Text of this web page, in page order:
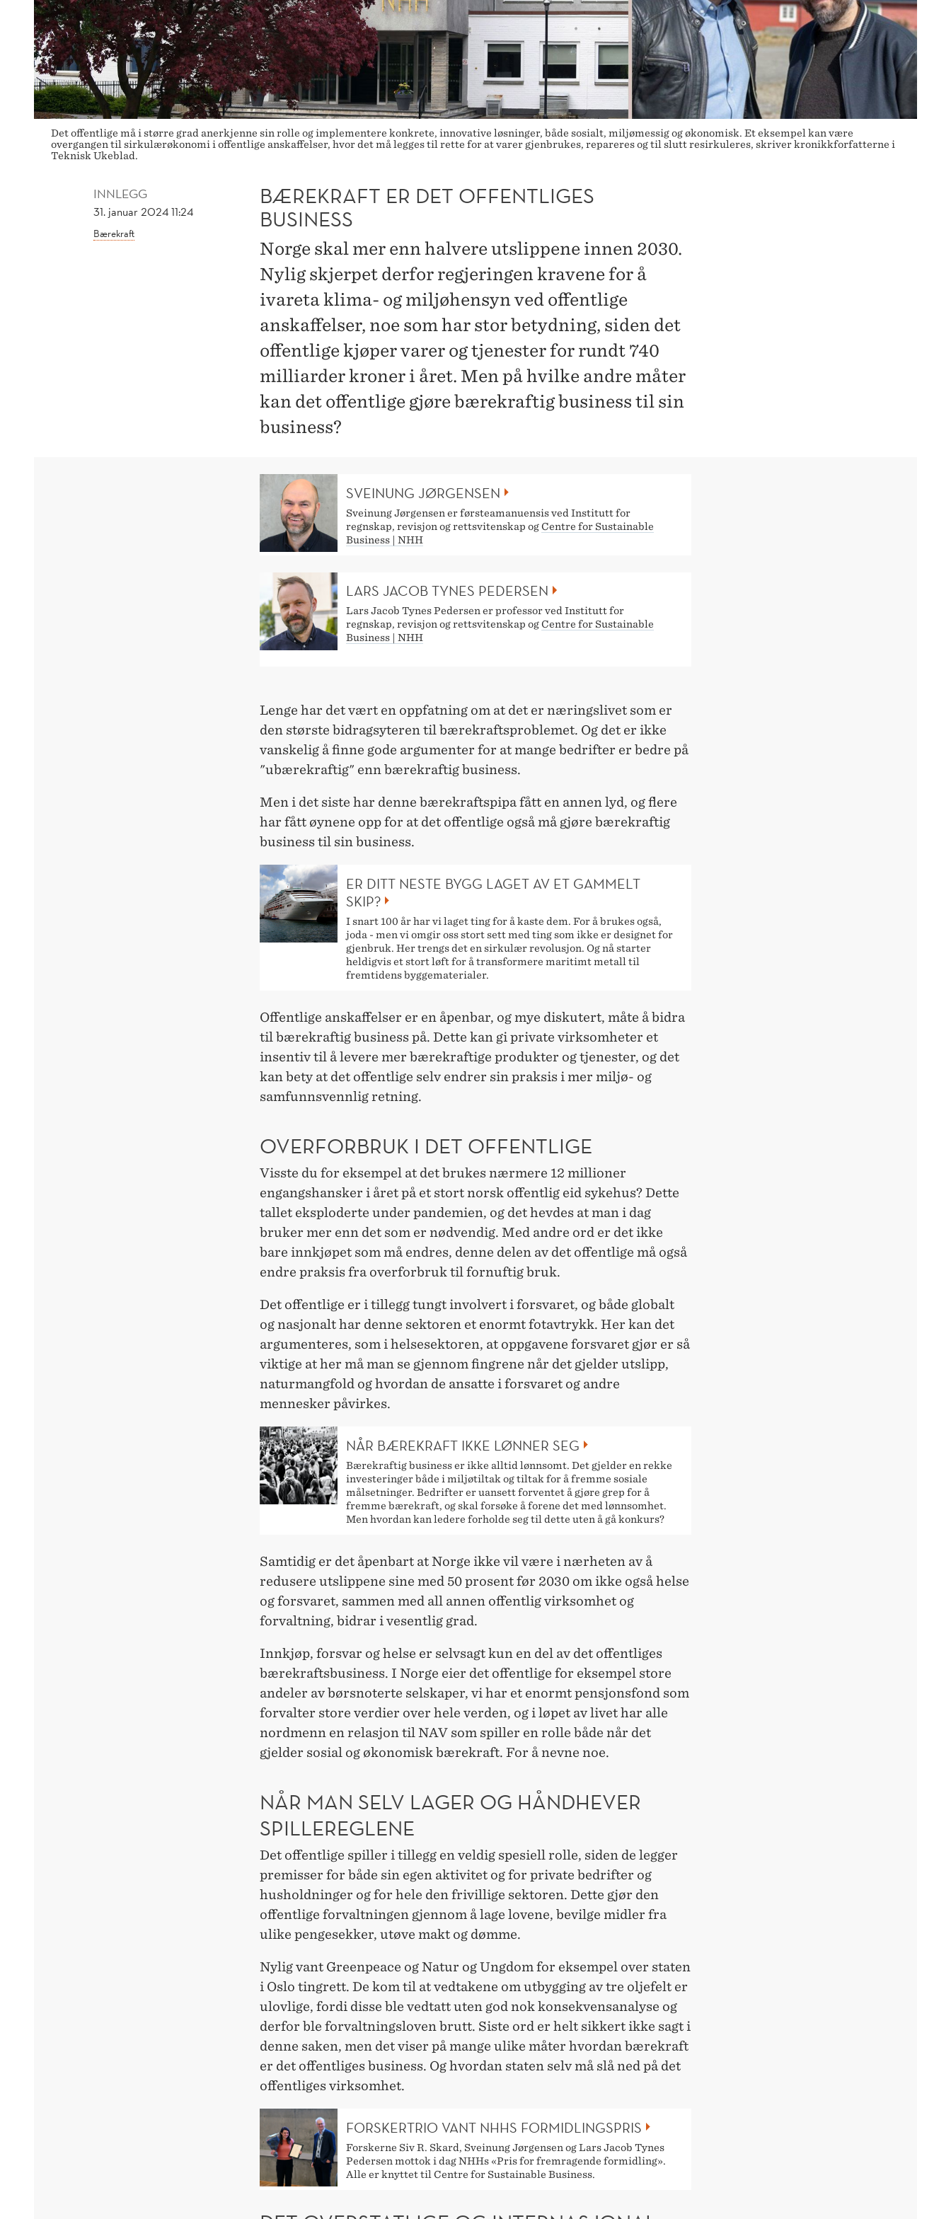
Det offentlige må i større grad anerkjenne sin rolle og implementere konkrete, innovative løsninger, både sosialt, miljømessig og økonomisk. Et eksempel kan være
overgangen til sirkulærøkonomi i offentlige anskaffelser, hvor det må legges til rette for at varer gjenbrukes, repareres og til slutt resirkuleres, skriver kronikkforfatterne i
Teknisk Ukeblad.
INNLEGG
31. januar 2024 11:24
Bærekraft
BÆREKRAFT ER DET OFFENTLIGES
BUSINESS
Norge skal mer enn halvere utslippene innen 2030.
Nylig skjerpet derfor regjeringen kravene for å
ivareta klima- og miljøhensyn ved offentlige
anskaffelser, noe som har stor betydning, siden det
offentlige kjøper varer og tjenester for rundt 740
milliarder kroner i året. Men på hvilke andre måter
kan det offentlige gjøre bærekraftig business til sin
business?
SVEINUNG JØRGENSEN
Sveinung Jørgensen er førsteamanuensis ved Institutt for
regnskap, revisjon og rettsvitenskap og Centre for Sustainable
Business | NHH
LARS JACOB TYNES PEDERSEN
Lars Jacob Tynes Pedersen er professor ved Institutt for
regnskap, revisjon og rettsvitenskap og Centre for Sustainable
Business | NHH
Lenge har det vært en oppfatning om at det er næringslivet som er
den største bidragsyteren til bærekraftsproblemet. Og det er ikke
vanskelig å finne gode argumenter for at mange bedrifter er bedre på
"ubærekraftig" enn bærekraftig business.
Men i det siste har denne bærekraftspipa fått en annen lyd, og flere
har fått øynene opp for at det offentlige også må gjøre bærekraftig
business til sin business.
ER DITT NESTE BYGG LAGET AV ET GAMMELT
SKIP?
I snart 100 år har vi laget ting for å kaste dem. For å brukes også,
joda - men vi omgir oss stort sett med ting som ikke er designet for
gjenbruk. Her trengs det en sirkulær revolusjon. Og nå starter
heldigvis et stort løft for å transformere maritimt metall til
fremtidens byggematerialer.
Offentlige anskaffelser er en åpenbar, og mye diskutert, måte å bidra
til bærekraftig business på. Dette kan gi private virksomheter et
insentiv til å levere mer bærekraftige produkter og tjenester, og det
kan bety at det offentlige selv endrer sin praksis i mer miljø- og
samfunnsvennlig retning.
OVERFORBRUK I DET OFFENTLIGE
Visste du for eksempel at det brukes nærmere 12 millioner
engangshansker i året på et stort norsk offentlig eid sykehus? Dette
tallet eksploderte under pandemien, og det hevdes at man i dag
bruker mer enn det som er nødvendig. Med andre ord er det ikke
bare innkjøpet som må endres, denne delen av det offentlige må også
endre praksis fra overforbruk til fornuftig bruk.
Det offentlige er i tillegg tungt involvert i forsvaret, og både globalt
og nasjonalt har denne sektoren et enormt fotavtrykk. Her kan det
argumenteres, som i helsesektoren, at oppgavene forsvaret gjør er så
viktige at her må man se gjennom fingrene når det gjelder utslipp,
naturmangfold og hvordan de ansatte i forsvaret og andre
mennesker påvirkes.
NÅR BÆREKRAFT IKKE LØNNER SEG
Bærekraftig business er ikke alltid lønnsomt. Det gjelder en rekke
investeringer både i miljøtiltak og tiltak for å fremme sosiale
målsetninger. Bedrifter er uansett forventet å gjøre grep for å
fremme bærekraft, og skal forsøke å forene det med lønnsomhet.
Men hvordan kan ledere forholde seg til dette uten å gå konkurs?
Samtidig er det åpenbart at Norge ikke vil være i nærheten av å
redusere utslippene sine med 50 prosent før 2030 om ikke også helse
og forsvaret, sammen med all annen offentlig virksomhet og
forvaltning, bidrar i vesentlig grad.
Innkjøp, forsvar og helse er selvsagt kun en del av det offentliges
bærekraftsbusiness. I Norge eier det offentlige for eksempel store
andeler av børsnoterte selskaper, vi har et enormt pensjonsfond som
forvalter store verdier over hele verden, og i løpet av livet har alle
nordmenn en relasjon til NAV som spiller en rolle både når det
gjelder sosial og økonomisk bærekraft. For å nevne noe.
NÅR MAN SELV LAGER OG HÅNDHEVER
SPILLEREGLENE
Det offentlige spiller i tillegg en veldig spesiell rolle, siden de legger
premisser for både sin egen aktivitet og for private bedrifter og
husholdninger og for hele den frivillige sektoren. Dette gjør den
offentlige forvaltningen gjennom å lage lovene, bevilge midler fra
ulike pengesekker, utøve makt og dømme.
Nylig vant Greenpeace og Natur og Ungdom for eksempel over staten
i Oslo tingrett. De kom til at vedtakene om utbygging av tre oljefelt er
ulovlige, fordi disse ble vedtatt uten god nok konsekvensanalyse og
derfor ble forvaltningsloven brutt. Siste ord er helt sikkert ikke sagt i
denne saken, men det viser på mange ulike måter hvordan bærekraft
er det offentliges business. Og hvordan staten selv må slå ned på det
offentliges virksomhet.
FORSKERTRIO VANT NHHS FORMIDLINGSPRIS
Forskerne Siv R. Skard, Sveinung Jørgensen og Lars Jacob Tynes
Pedersen mottok i dag NHHs «Pris for fremragende formidling».
Alle er knyttet til Centre for Sustainable Business.